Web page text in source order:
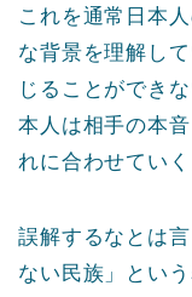
これを通常日本
な背景を理解し
じることができ
本人は相手の本
れに合わせていく
誤解するなとは
ない民族」とい